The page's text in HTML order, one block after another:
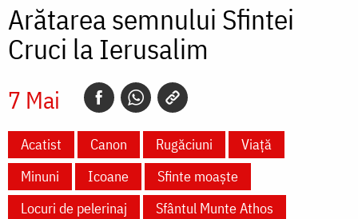
Arătarea semnului Sfintei
Cruci la Ierusalim
7 Mai
Acatist Canon Rugăciuni
Viață
Minuni
Icoane
Sfinte moaște
Locuri de pelerinaj
Sfântul Munte Athos